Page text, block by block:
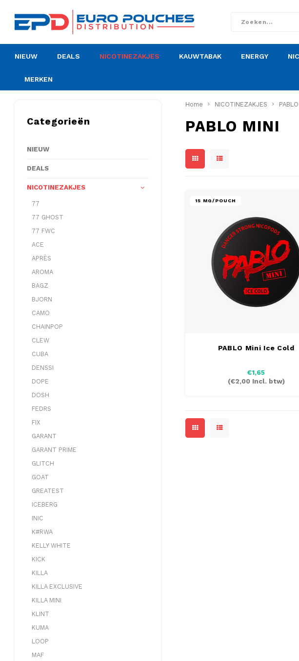
NIEUW DEALS NICOTINEZAKJES KAUWTABAK ENERGY
MERKEN
Categorieën
NIEUW
DEALS
NICOTINEZAKJES
77
77 GHOST
77 FWC
ACE
APRÈS
AROMA
BAGZ
BJORN
CAMO
CHAINPOP
CLEW
CUBA
DENSSI
DOPE
DOSH
FEDRS
FIX
GARANT
GARANT PRIME
GLITCH
GOAT
GREATEST
ICEBERG
INIC
K#RWA
KELLY WHITE
KICK
KILLA
KILLA EXCLUSIVE
KILLA MINI
KLINT
KUMA
LOOP
MAF
Home NICOTINEZAKJES
PABLO MINI
15 MG/POUCH
PABLO Mini Ice Cold
€1,65
(€2,00Incl. btw)